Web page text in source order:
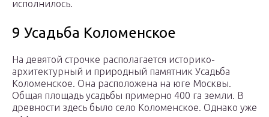
исполнилось.
9 Усадьба Коломенское
На девятой строчке располагается историко-
архитектурный и природный памятник Усадьба
Коломенское. Она расположена на юге Москвы.
Общая площадь усадьбы примерно 400 га земли. В
древности здесь было село Коломенское. Однако уже